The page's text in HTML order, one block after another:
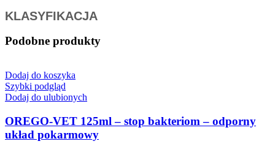
KLASYFIKACJA
Podobne produkty
Dodaj do koszyka
Szybki podgląd
Dodaj do ulubionych
OREGO-VET 125ml – stop bakteriom – odporny
układ pokarmowy